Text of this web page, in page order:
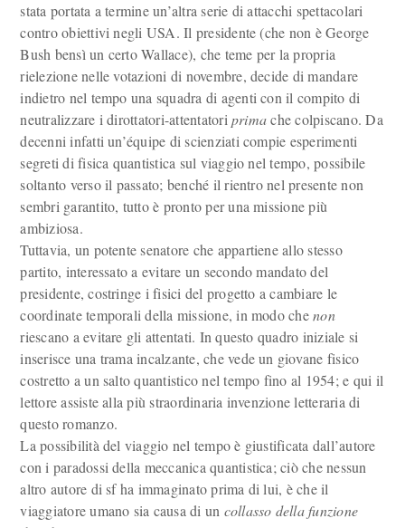
stata portata a termine un’altra serie di attacchi spettacolari
contro obiettivi negli USA. Il presidente (che non è George
Bush bensì un certo Wallace), che teme per la propria
rielezione nelle votazioni di novembre, decide di mandare
indietro nel tempo una squadra di agenti con il compito di
neutralizzare i dirottatori-attentatoriprimache colpiscano. Da
decenni infatti un’équipe di scienziati compie esperimenti
segreti di fisica quantistica sul viaggio nel tempo, possibile
soltanto verso il passato; benché il rientro nel presente non
sembri garantito, tutto è pronto per una missione più
ambiziosa.
Tuttavia, un potente senatore che appartiene allo stesso
partito, interessato a evitare un secondo mandato del
presidente, costringe i fisici del progetto a cambiare le
coordinate temporali della missione, in modo chenon
riescano a evitare gli attentati. In questo quadro iniziale si
inserisce una trama incalzante, che vede un giovane fisico
costretto a un salto quantistico nel tempo fino al 1954; e qui il
lettore assiste alla più straordinaria invenzione letteraria di
questo romanzo.
La possibilità del viaggio nel tempo è giustificata dall’autore
con i paradossi della meccanica quantistica; ciò che nessun
altro autore di sf ha immaginato prima di lui, è che il
viaggiatore umano sia causa di un collasso della funzione